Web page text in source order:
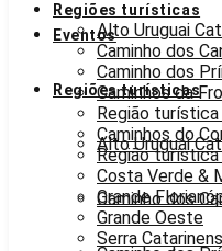
Eventos
Regiões turísticas
Alto Uruguai
Caminho dos
Regiões turísticas
Alto Uruguai
Caminho dos
Caminho dos
Caminhos da
Região
Caminhos do
Região
Costa Verde &
Grande
Grande Oeste
Serra